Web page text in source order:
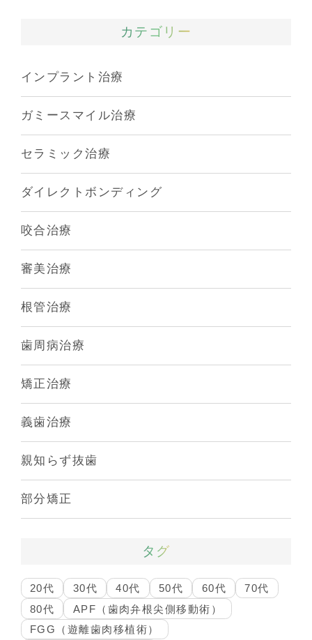
カテゴリー
インプラント治療
ガミースマイル治療
セラミック治療
ダイレクトボンディング
咬合治療
審美治療
根管治療
歯周病治療
矯正治療
義歯治療
親知らず抜歯
部分矯正
タグ
20代 30代 40代 50代 60代
70代
80代
APF（歯肉弁根尖側移動術）
FGG（遊離歯肉移植術）